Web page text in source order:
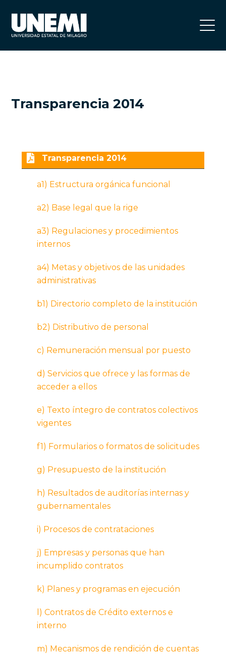
Transparencia 2014
Transparencia 2014
a1) Estructura orgánica funcional
a2) Base legal que la rige
a3) Regulaciones y procedimientos
internos
a4) Metas y objetivos de las unidades
administrativas
b1) Directorio completo de la institución
b2) Distributivo de personal
c) Remuneración mensual por puesto
d) Servicios que ofrece y las formas de
acceder a ellos
e) Texto íntegro de contratos colectivos
vigentes
f1) Formularios o formatos de solicitudes
g) Presupuesto de la institución
h) Resultados de auditorías internas y
gubernamentales
i) Procesos de contrataciones
j) Empresas y personas que han
incumplido contratos
k) Planes y programas en ejecución
l) Contratos de Crédito externos e
interno
m) Mecanismos de rendición de cuentas